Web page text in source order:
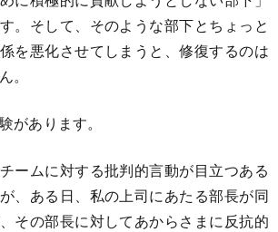
。そして、そのような部下とちょっと
を悪化させてしまうと、修復するのは
。
があります。
ームに対する批判的言動が目立つある
、ある日、私の上司にあたる部長が同
その部長に対してあからさまに反抗的